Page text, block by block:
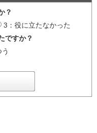
？
3：役に立たなかった
ですか？